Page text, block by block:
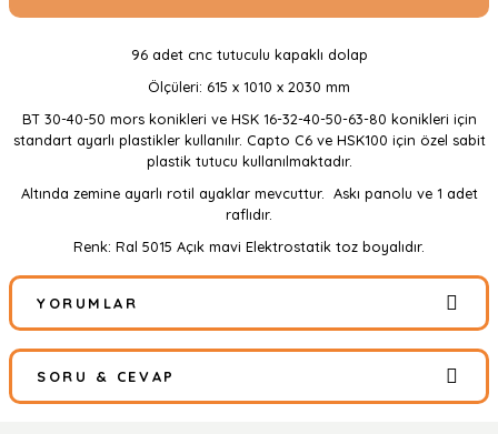
96 adet cnc tutuculu kapaklı dolap
Ölçüleri: 615 x 1010 x 2030 mm
BT 30-40-50 mors konikleri ve HSK 16-32-40-50-63-80 konikleri için
standart ayarlı plastikler kullanılır. Capto C6 ve HSK100 için özel sabit
plastik tutucu kullanılmaktadır.
Altında zemine ayarlı rotil ayaklar mevcuttur. Askı panolu ve 1 adet
raflıdır.
Renk: Ral 5015 Açık mavi Elektrostatik toz boyalıdır.
YORUMLAR
Bu ürüne ilk yorumu siz yapın!
SORU & CEVAP